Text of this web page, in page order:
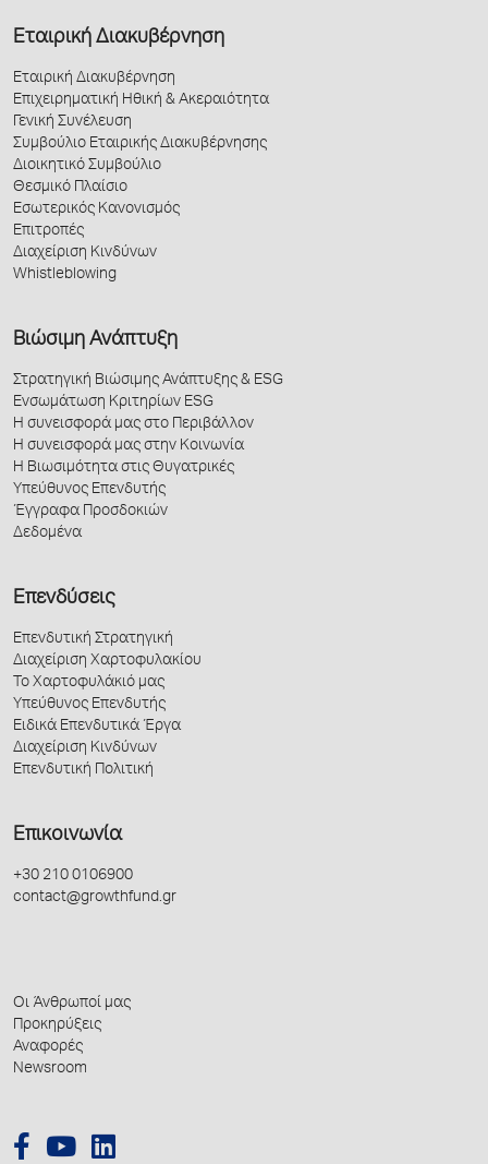
Εταιρική Διακυβέρνηση
Εταιρική Διακυβέρνηση
Επιχειρηματική Ηθική & Ακεραιότητα
Γενική Συνέλευση
Συμβούλιο Εταιρικής Διακυβέρνησης
Διοικητικό Συμβούλιο
Θεσμικό Πλαίσιο
Εσωτερικός Κανονισμός
Επιτροπές
Διαχείριση Κινδύνων
Whistleblowing
Βιώσιμη Ανάπτυξη
Στρατηγική Βιώσιμης Ανάπτυξης & ESG
Ενσωμάτωση Κριτηρίων ESG
Η συνεισφορά μας στο Περιβάλλον
Η συνεισφορά μας στην Κοινωνία
Η Βιωσιμότητα στις Θυγατρικές
Υπεύθυνος Επενδυτής
Έγγραφα Προσδοκιών
Δεδομένα
Επενδύσεις
Επενδυτική Στρατηγική
Διαχείριση Χαρτοφυλακίου
Το Χαρτοφυλάκιό μας
Υπεύθυνος Επενδυτής
Ειδικά Επενδυτικά Έργα
Διαχείριση Κινδύνων
Επενδυτική Πολιτική
Επικοινωνία
+30 210 0106900
contact@growthfund.gr
Οι Άνθρωποί μας
Προκηρύξεις
Αναφορές
Newsroom